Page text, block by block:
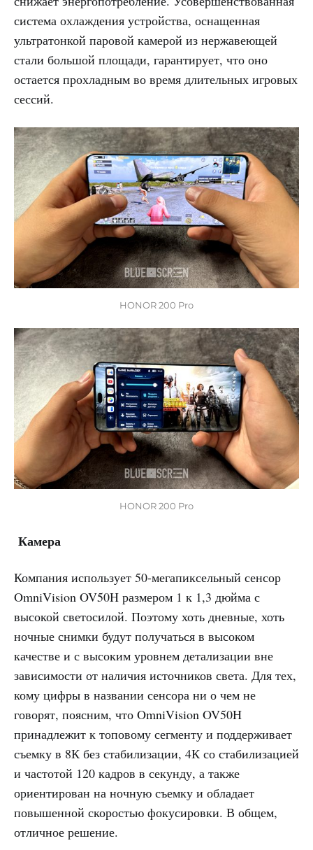
система охлаждения устройства, оснащенная
ультратонкой паровой камерой из нержавеющей
стали большой площади, гарантирует, что оно
остается прохладным во время длительных игровых
сессий.
HONOR 200 Pro
HONOR 200 Pro
Камера
Компания использует 50-мегапиксельный сенсор
OmniVision OV50H размером 1 к 1,3 дюйма с
высокой светосилой. Поэтому хоть дневные, хоть
ночные снимки будут получаться в высоком
качестве и с высоким уровнем детализации вне
зависимости от наличия источников света. Для тех,
кому цифры в названии сенсора ни о чем не
говорят, поясним, что OmniVision OV50H
принадлежит к топовому сегменту и поддерживает
съемку в 8К без стабилизации, 4К со стабилизацией
и частотой 120 кадров в секунду, а также
ориентирован на ночную съемку и обладает
повышенной скоростью фокусировки. В общем,
отличное решение.